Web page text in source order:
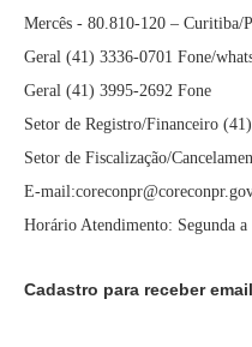
Mercês - 80.810-120 – Curitiba/
Geral (41) 3336-0701 Fone/
Geral (41) 3995-2692 Fone
Setor de Registro/Financeiro
Setor de Fiscalização/
E-
Horário Atendimento: Segunda a
Cadastro para receber